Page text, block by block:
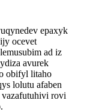
epaxyk
ocevet
ad iz
avurek
obifyl litaho
lolutu afaben
rovi